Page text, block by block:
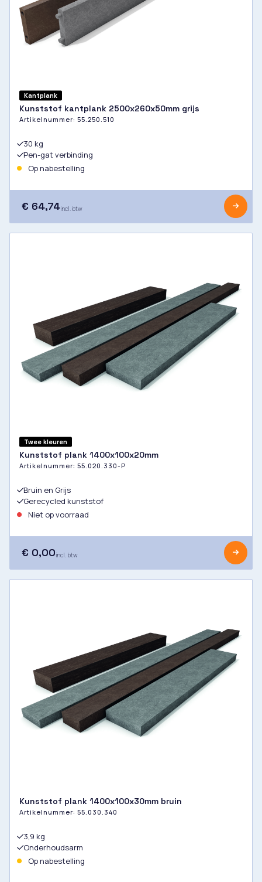
Kantplank
Kunststof kantplank 2500x260x50mm grijs
Artikelnummer: 55.250.510
30 kg
Pen-gat verbinding
Op nabestelling
€ 64,74incl. btw
Twee kleuren
Kunststof plank 1400x100x20mm
Artikelnummer: 55.020.330-P
Bruin en Grijs
Gerecycled kunststof
Niet op voorraad
€ 0,00incl. btw
Kunststof plank 1400x100x30mm bruin
Artikelnummer: 55.030.340
3,9 kg
Onderhoudsarm
Op nabestelling